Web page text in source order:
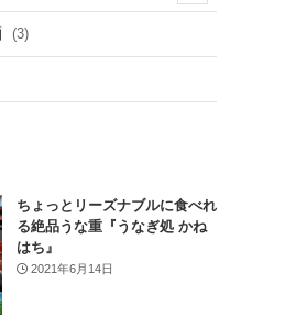
(3)
ちょっとリーズナブルに食べれ
る絶品うな重『うなぎ処 かね
はち』
2021年6月14日